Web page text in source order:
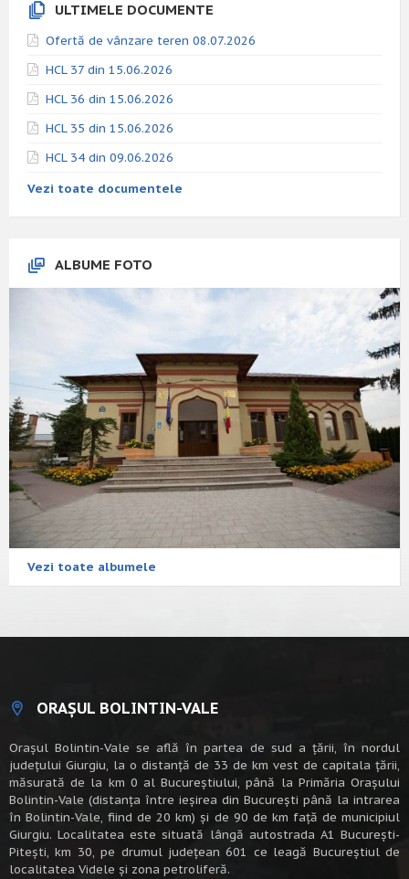
ULTIMELE DOCUMENTE
Ofertă de vânzare teren 08.07.2026
HCL 37 din 15.06.2026
HCL 36 din 15.06.2026
HCL 35 din 15.06.2026
HCL 34 din 09.06.2026
Vezi toate documentele
ALBUME FOTO
Vezi toate albumele
ORAȘUL BOLINTIN-VALE
Oraşul Bolintin-Vale se află în partea de sud a ţării, în nordul
judeţului Giurgiu, la o distanţă de 33 de km vest de capitala țării,
măsurată de la km 0 al Bucureștiului, până la Primăria Orașului
Bolintin-Vale (distanța între ieșirea din București până la intrarea
în Bolintin-Vale, fiind de 20 km) şi de 90 de km faţă de municipiul
Giurgiu. Localitatea este situată lângă autostrada A1 Bucureşti-
Piteşti, km 30, pe drumul judeţean 601 ce leagă Bucureştiul de
localitatea Videle şi zona petroliferă.